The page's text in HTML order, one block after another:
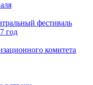
фестиваль
год
комитета